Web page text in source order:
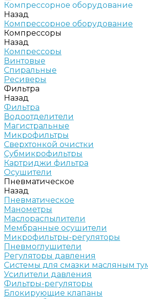
Компрессорное оборудование
Назад
Компрессорное оборудование
Компрессоры
Назад
Компрессоры
Винтовые
Спиральные
Ресиверы
Фильтра
Назад
Фильтра
Водоотделители
Магистральные
Микрофильтры
Сверхтонкой очистки
Субмикрофильтры
Картриджи фильтра
Осушители
Пневматическое
Назад
Пневматическое
Манометры
Маслораспылители
Мембранные осушители
Микрофильтры-регуляторы
Пневмоглушители
Регуляторы давления
Системы для смазки масляным
Усилители давления
Фильтры-регуляторы
Блокирующие клапаны